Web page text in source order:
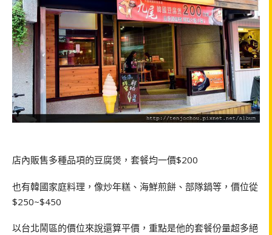
店內販售多種品項的豆腐煲，套餐均一價$200
也有韓國家庭料理，像炒年糕、海鮮煎餅、部隊鍋等，價位從
$250~$450
以台北鬧區的價位來說還算平價，重點是他的套餐份量超多絕